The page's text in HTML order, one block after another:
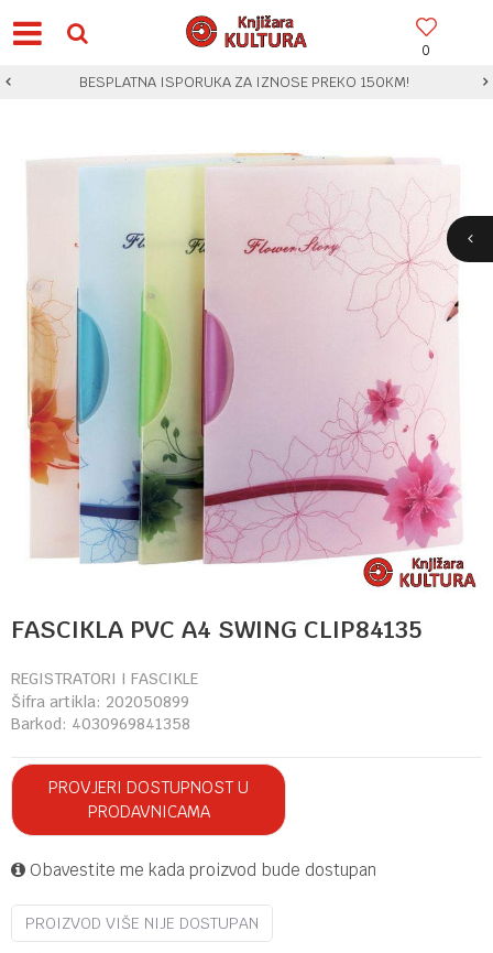
0
BESPLATNA ISPORUKA ZA IZNOSE PREKO 150KM!
FASCIKLA PVC A4 SWING CLIP84135
REGISTRATORI I FASCIKLE
Šifra artikla: 202050899
Barkod: 4030969841358
PROVJERI DOSTUPNOST U
PRODAVNICAMA
Obavestite me kada proizvod bude dostupan
PROIZVOD VIŠE NIJE DOSTUPAN